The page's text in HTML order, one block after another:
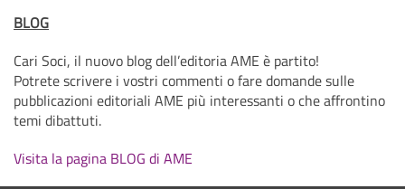
BLOG
Cari Soci, il nuovo blog dell’editoria AME è partito!
Potrete scrivere i vostri commenti o fare domande sulle
pubblicazioni editoriali AME più interessanti o che affrontino
temi dibattuti.
Visita la pagina BLOG di AME